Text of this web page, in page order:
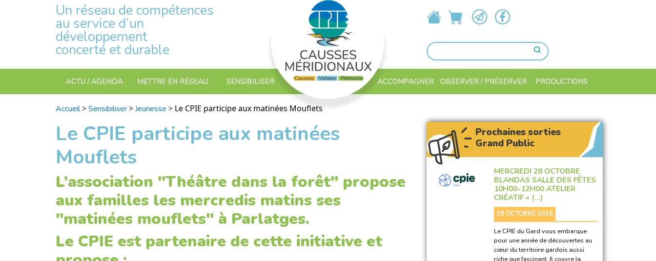
Un réseau de compétences
au service d’un
développement
concerté et durable
ACTU / AGENDA METTRE EN RÉSEAU SENSIBILISER ACCOMPAGNER OBSERVER / PRÉSERVER PRODUCTIONS
Accueil>Sensibiliser>Jeunesse > Le CPIE participe aux matinées Mouflets
Le CPIE participe aux matinées
Mouflets
L’association "Théâtre dans la forêt" propose
aux familles les mercredis matins ses
"matinées mouflets" à Parlatges.
Le CPIE est partenaire de cette initiative et
Prochaines sorties
Grand Public
MERCREDI 28 OCTOBRE
BLANDAS SALLE DES FÊTES
10H00-12H00 ATELIER
CRÉATIF « (…)
28 OCTOBRE 2026
Le CPIE du Gard vous embarque
pour une année de découvertes au
cœur du territoire gardois aussi
riche que fascinant. Il couvre la